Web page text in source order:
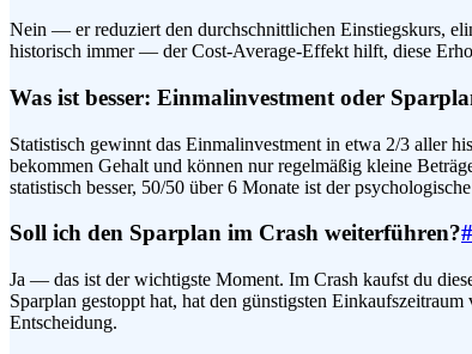
Nein — er reduziert den durchschnittlichen Einstiegskurs,
historisch immer — der Cost-Average-Effekt hilft, diese
Was ist besser: Einmalinvestment oder
Statistisch gewinnt das Einmalinvestment in etwa 2/3 aller
bekommen Gehalt und können nur regelmäßig kleine
statistisch besser, 50/50 über 6 Monate ist der
Soll ich den Sparplan im Crash weiterführen?#
Ja — das ist der wichtigste Moment. Im Crash kaufst du
Sparplan gestoppt hat, hat den günstigsten
Entscheidung.